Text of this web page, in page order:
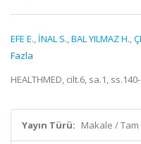
EFE E., İNAL S.,BAL YILMAZ H.,
Fazla
HEALTHMED, cilt.6, sa.1,
Yayın Türü: Makale /